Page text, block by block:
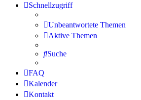
Schnellzugriff
Unbeantwortete Themen
Aktive Themen
Suche
FAQ
Kalender
Kontakt